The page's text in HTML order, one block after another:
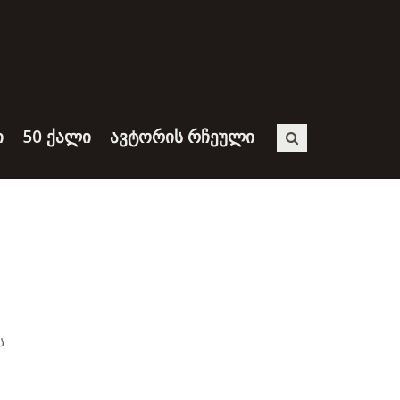
50 ᲥᲐᲚᲘ ᲐᲕᲢᲝᲠᲘᲡ ᲠᲩᲔᲣᲚᲘ